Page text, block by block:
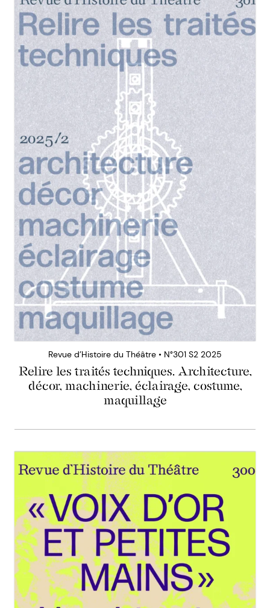
Revue d’Histoire du Théâtre • N°301 S2 2025
Relire les traités techniques. Architecture,
décor, machinerie, éclairage, costume,
maquillage